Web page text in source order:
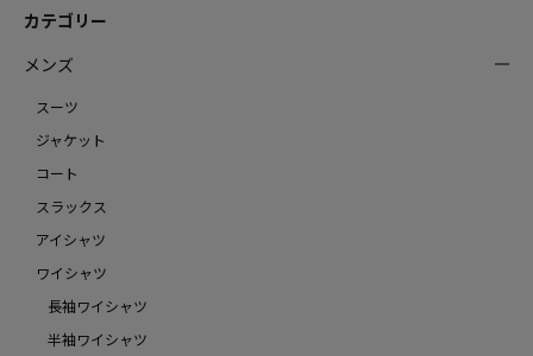
カテゴリー
メンズ
スーツ
ジャケット
コート
スラックス
アイシャツ
ワイシャツ
長袖ワイシャツ
半袖ワイシャツ